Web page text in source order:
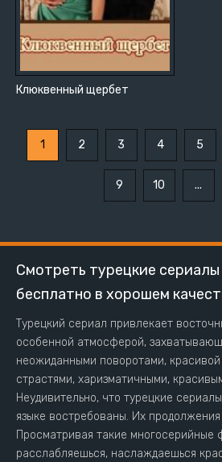
Смотреть турецкие
бесплатно в хорошем
Турецкий сериал привлекает
особенной атмосферой,
неожиданными поворотами,
страстями, харизматичными,
Неудивительно, что турецкие
языке востребованы. Их
Просматривая такие многосерийные
расслабляешься, наслаждаешься
Клюквенный щербет
1 2 3 4 5
9 10 ...